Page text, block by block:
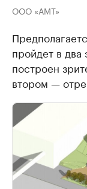
ООО «АМТ»
пройдет в два
построен
втором —